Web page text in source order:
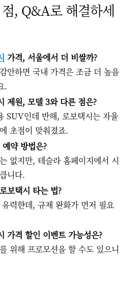
, Q&A로 해결하세
가격, 서울에서 더 비쌀까?
안하면 국내 가격은 조금 더 높을
.
제원, 모델 3와 다른 점은?
SUV인데 반해, 로보택시는 자율
초점이 맞춰졌죠.
약 방법은?
없지만, 테슬라 홈페이지에서 시
니다.
보택시 타는 법?
력한데, 규제 완화가 먼저 필요
가격 할인 이벤트 가능성은?
위해 프로모션을 할 수도 있으니